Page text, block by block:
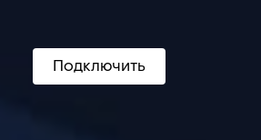
Подключить